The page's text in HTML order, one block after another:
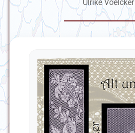
Ulrike Voelcker